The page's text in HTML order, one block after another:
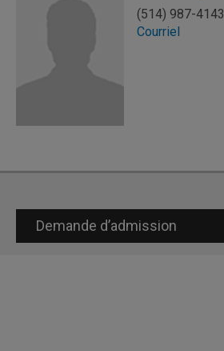
(514) 987-4143
Courriel
Demande d’admission